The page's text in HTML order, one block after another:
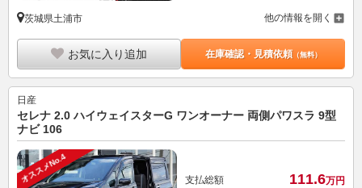
茨城県土浦市 他の情報を開く
お気に入り追加 在庫確認・見積依頼（無料）
日産
セレナ 2.0 ハイウェイスターG ワンオーナー 両側パワスラ 9型
ナビ 106
オススメNo.4 支払総額 111.6万円